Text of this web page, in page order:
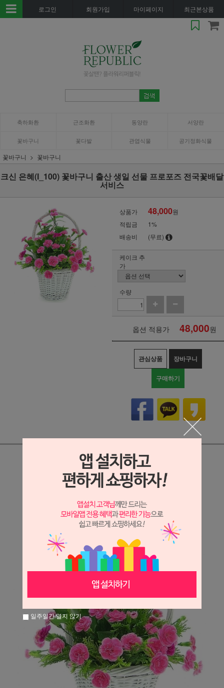
로그인 회원가입 마이페이지 최근본상품
축하화환 근조화환 동양란 서양란
꽃바구니 꽃다발 관엽식물 공기정화식물
꽃바구니 꽃바구니
크신 은혜(I_100) 꽃바구니 출산 생일 선물 프로포즈 전국꽃배달
서비스
상품가 48,000원
적립금
1%
배송비
(무료)
케이크 추
가
수량
옵션 적용가 48,000원
관심상품 장바구니
구매하기
상세정보 새창 열기
상세 정보를 확대해 보실 수 있습니다.
일주일간 열지 않기